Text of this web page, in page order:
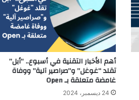
أهم الأخبار التقنية في أسبوع.. “أبل”
تقلد “غوغل” و”صراصير آلية” ووفاة
غامضة متعلقة بـ Open
24 ديسمبر، 2024